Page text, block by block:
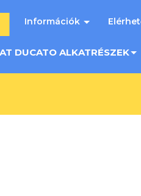
Információk
DUCATO ALKATRÉSZEK